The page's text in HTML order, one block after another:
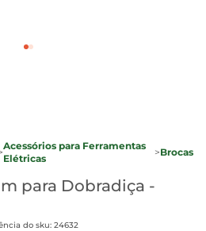
Acessórios para Ferramentas
Elétricas
>Brocas
para Dobradiça -
do sku: 24632